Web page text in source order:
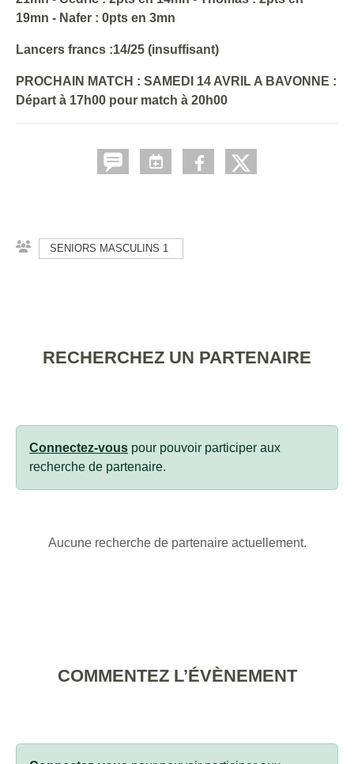
19mn - Nafer : 0pts en 3mn
Lancers francs :14/25 (insuffisant)
PROCHAIN MATCH : SAMEDI 14 AVRIL A BAVONNE :
Départ à 17h00 pour match à 20h00
SENIORS MASCULINS 1
RECHERCHEZ UN PARTENAIRE
Connectez-vous pour pouvoir participer aux
recherche de partenaire.
Aucune recherche de partenaire actuellement.
COMMENTEZ L’ÉVÈNEMENT